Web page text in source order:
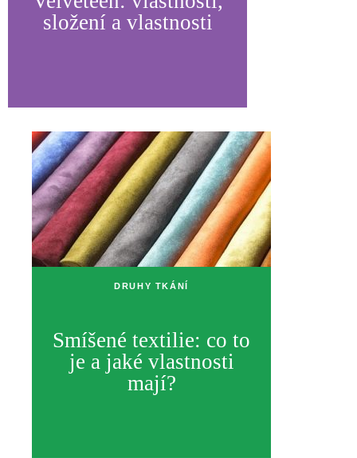
složení a vlastnosti
DRUHY TKÁNÍ
Smíšené textilie: co to
je a jaké vlastnosti
mají?